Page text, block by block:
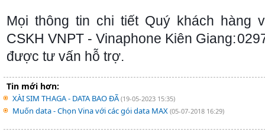
Mọi thông tin chi tiết Quý khách hàng
CSKH VNPT - Vinaphone Kiên Giang:
được tư vấn hỗ trợ.
Tin mới hơn:
XÀI SIM THAGA - DATA BAO ĐÃ(19-05-2023 15:35)
Muốn data - Chọn Vina với các gói data MAX (05-07-2018 16:29)